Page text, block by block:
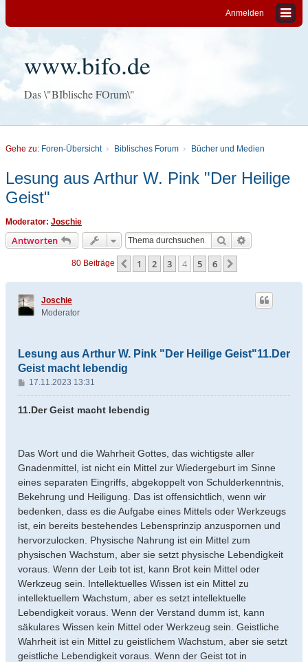
Anmelden
www.bifo.de
Das \"BIblische FOrum\"
Gehe zu: Foren-Übersicht Biblisches Forum Bücher und Medien
Lesung aus Arthur W. Pink "Der Heilige
Geist"
Moderator: Joschie
Antworten Suche
80 Beiträge Vorherige
1 2 3 4 5 6
Joschie
Moderator
Lesung aus Arthur W. Pink "Der Heilige Geist"11.Der
Geist macht lebendig
B
e
i
g
17.11.2023 13:31
11.Der Geist macht lebendig
Das Wort und die Wahrheit Gottes, das wichtigste aller
Gnadenmittel, ist nicht ein Mittel zur Wiedergeburt im Sinne
eines separaten Eingriffs, abgekoppelt von Schulderkenntnis,
Bekehrung und Heiligung. Das ist offensichtlich, wenn wir
bedenken, dass es die Aufgabe eines Mittels oder Werkzeugs
ist, ein bereits bestehendes Lebensprinzip anzuspornen und
hervorzulocken. Physische Nahrung ist ein Mittel zum
physischen Wachstum, aber sie setzt physische Lebendigkeit
voraus. Wenn der Leib tot ist, kann Brot kein Mittel oder
Werkzeug sein. Intellektuelles Wissen ist ein Mittel zu
intellektuellem Wachstum, aber es setzt intellektuelle
Lebendigkeit voraus. Wenn der Verstand dumm ist, kann
säkulares Wissen kein Mittel oder Werkzeug sein. Geistliche
Wahrheit ist ein Mittel zu geistlichem Wachstum, aber sie setzt
geistliche Lebendigkeit voraus. Wenn der Geist tot in